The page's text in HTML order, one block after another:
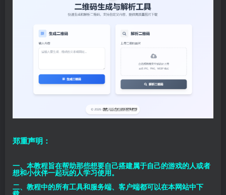
郑重声明：
一、本教程旨在帮助那些想要自己搭建属于自己的游戏的人或者
想和小伙伴一起玩的人学习使用。
二、教程中的所有工具和服务端、客户端都可以在本网站中下